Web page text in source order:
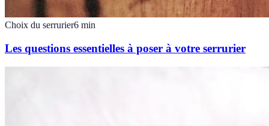
Choix du serrurier6 min
Les questions essentielles à poser à votre serrurier